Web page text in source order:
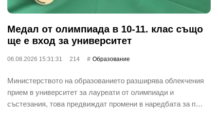
Медал от олимпиада в 10-11. клас също
ще е вход за университет
06.08.2026 15:31:31 214 Oбразование
Министерството на образованието разширява облекчения
прием в университет за лауреати от олимпиади и
състезания, това предвиждат промени в наредбата за п…